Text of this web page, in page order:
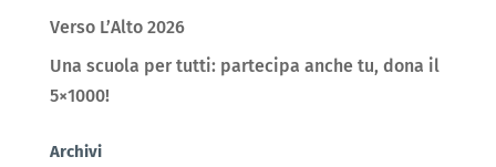
Verso L’Alto 2026
Una scuola per tutti: partecipa anche tu, dona il
5×1000!
Archivi